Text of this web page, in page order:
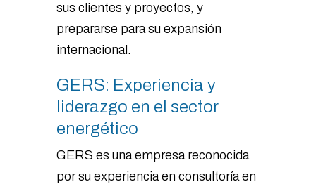
sus clientes y proyectos, y
prepararse para su expansión
internacional.
GERS: Experiencia y
liderazgo en el sector
energético
GERS es una empresa reconocida
por su experiencia en consultoría en